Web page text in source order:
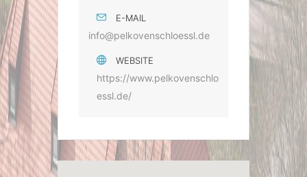
E-MAIL
info@pelkovenschloessl.de
WEBSITE
https://www.pelkovenschlo
essl.de/